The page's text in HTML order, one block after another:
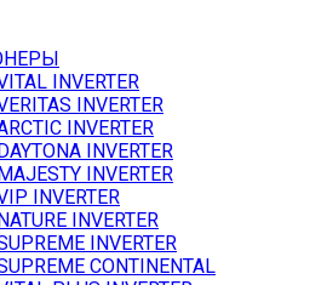
INVERTER
INVERTER
INVERTER
INVERTER
INVERTER
INVERTER
INVERTER
INVERTER
CONTINENTAL